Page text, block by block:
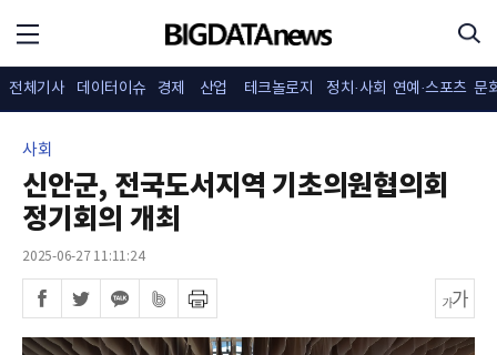
전체기사 데이터이슈 경제 산업 테크놀로지 정치·사회 연예·스포츠 문
사회
신안군, 전국도서지역 기초의원협의회
정기회의 개최
2025-06-27 11:11:24